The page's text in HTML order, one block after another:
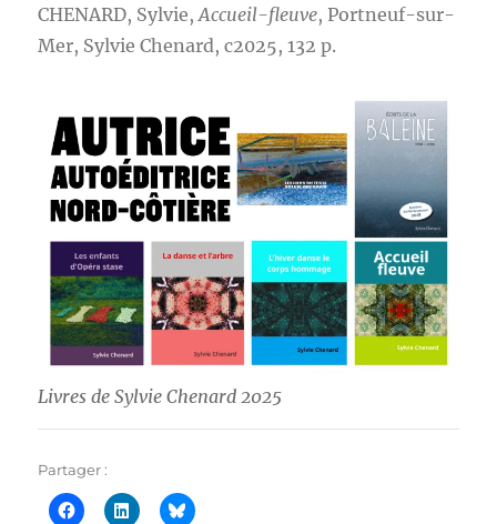
CHENARD, Sylvie,Accueil-fleuve, Portneuf-sur-
Mer, Sylvie Chenard, c2025, 132 p.
Livres de Sylvie Chenard 2025
Partager :